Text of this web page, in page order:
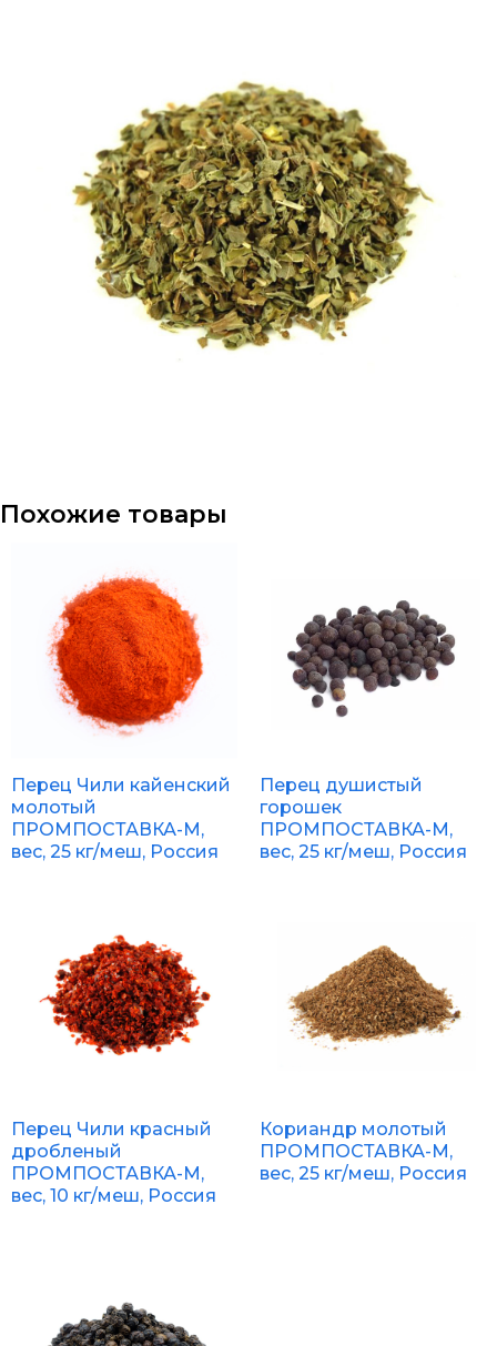
Похожие товары
Перец Чили кайенский
молотый
ПРОМПОСТАВКА-М,
вес, 25 кг/меш, Россия
Перец душистый
горошек
ПРОМПОСТАВКА-М,
вес, 25 кг/меш, Россия
Перец Чили красный
дробленый
ПРОМПОСТАВКА-М,
вес, 10 кг/меш, Россия
Кориандр молотый
ПРОМПОСТАВКА-М,
вес, 25 кг/меш, Россия